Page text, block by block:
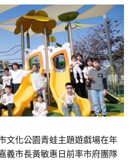
文化公園青蛙主題遊戲場在年
義市長黃敏惠日前率市府團隊